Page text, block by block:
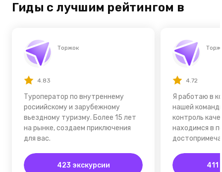
Гиды с лучшим рейтингом в
Торжок
4.83
Туроператор по внутреннему
росиийскому и зарубежному
вьездному туризму. Более 15 лет
на рынке, создаем приключения
для вас.
423 экскурсии
4.72
Я работаю в
нашей
контроль
находимся в
411